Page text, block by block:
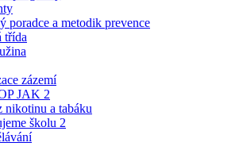
poradce a metodik prevence
třída
zázemí
JAK 2
nikotinu a tabáku
školu 2